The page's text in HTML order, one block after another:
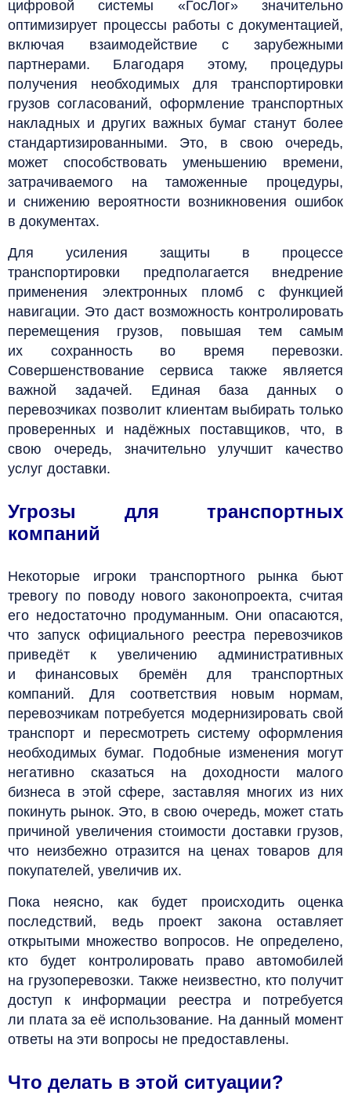
цифровой системы «ГосЛог» значительно
оптимизирует процессы работы с документацией,
включая взаимодействие с зарубежными
партнерами. Благодаря этому, процедуры
получения необходимых для транспортировки
грузов согласований, оформление транспортных
накладных и других важных бумаг станут более
стандартизированными. Это, в свою очередь,
может способствовать уменьшению времени,
затрачиваемого на таможенные процедуры,
и снижению вероятности возникновения ошибок
в документах.
Для усиления защиты в процессе
транспортировки предполагается внедрение
применения электронных пломб с функцией
навигации. Это даст возможность контролировать
перемещения грузов, повышая тем самым
их сохранность во время перевозки.
Совершенствование сервиса также является
важной задачей. Единая база данных о
перевозчиках позволит клиентам выбирать только
проверенных и надёжных поставщиков, что, в
свою очередь, значительно улучшит качество
услуг доставки.
Угрозы для транспортных
компаний
Некоторые игроки транспортного рынка бьют
тревогу по поводу нового законопроекта, считая
его недостаточно продуманным. Они опасаются,
что запуск официального реестра перевозчиков
приведёт к увеличению административных
и финансовых бремён для транспортных
компаний. Для соответствия новым нормам,
перевозчикам потребуется модернизировать свой
транспорт и пересмотреть систему оформления
необходимых бумаг. Подобные изменения могут
негативно сказаться на доходности малого
бизнеса в этой сфере, заставляя многих из них
покинуть рынок. Это, в свою очередь, может стать
причиной увеличения стоимости доставки грузов,
что неизбежно отразится на ценах товаров для
покупателей, увеличив их.
Пока неясно, как будет происходить оценка
последствий, ведь проект закона оставляет
открытыми множество вопросов. Не определено,
кто будет контролировать право автомобилей
на грузоперевозки. Также неизвестно, кто получит
доступ к информации реестра и потребуется
ли плата за её использование. На данный момент
ответы на эти вопросы не предоставлены.
Что делать в этой ситуации?